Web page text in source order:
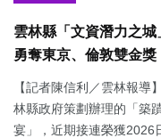
雲林縣「文資潛力之
勇奪東京、倫敦雙金獎
【記者陳信利／雲林報導
林縣政府策劃辦理的「築
宴」，近期接連榮獲2026